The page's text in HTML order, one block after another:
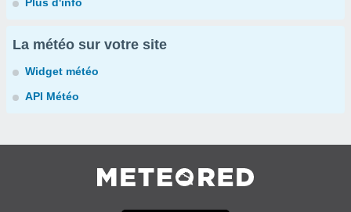
La météo sur votre site
Widget météo
API Météo